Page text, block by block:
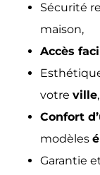
Sécurité
maison,
Accès
votre ville,
Confort
modèles
Garantie